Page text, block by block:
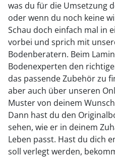
was du für die Umsetzung
oder wenn du noch keine
Schau doch einfach mal in
vorbei und sprich mit
Bodenberatern. Beim
Bodenexperten den
das passende Zubehör zu
aber auch über unseren
Muster von deinem
Dann hast du den
sehen, wie er in deinem
Leben passt. Hast du dich
soll verlegt werden,